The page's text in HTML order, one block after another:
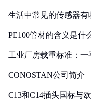
生活中常见的传感器有
PE100管材的含义是什
工业厂房载重标准：
CONOSTAN公司简介
C13和C14插头国标与